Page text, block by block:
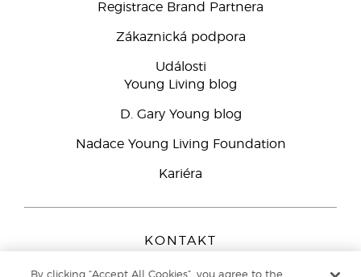
Registrace Brand Partnera
Zákaznická podpora
Události
Young Living blog
D. Gary Young blog
Nadace Young Living Foundation
Kariéra
KONTAKT